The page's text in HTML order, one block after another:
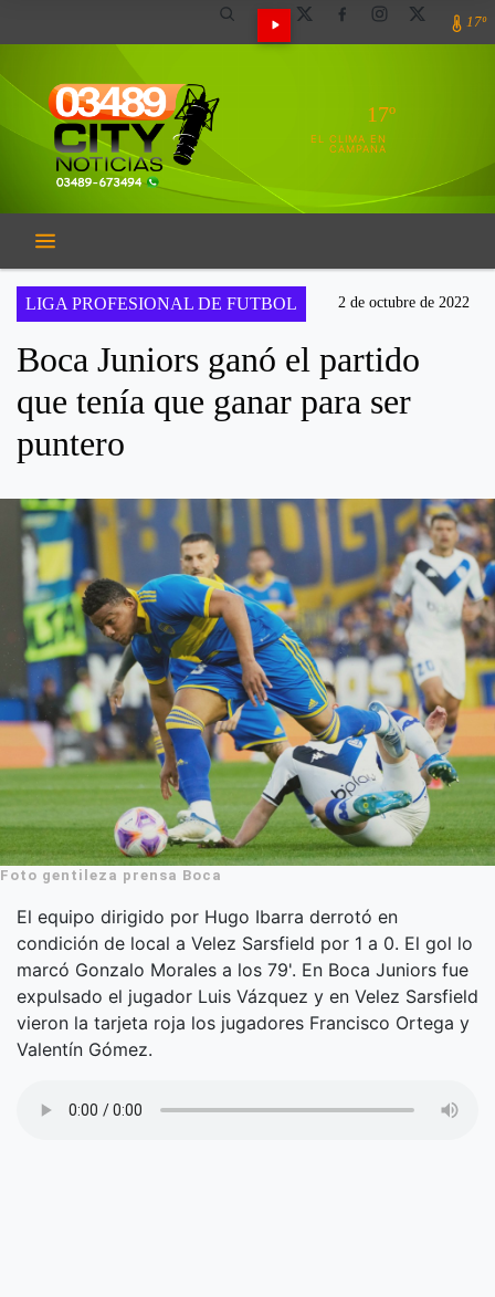
17º
17º
EL CLIMA EN
CAMPANA
LIGA PROFESIONAL DE FUTBOL 2 de octubre de 2022
Boca Juniors ganó el partido
que tenía que ganar para ser
puntero
Foto gentileza prensa Boca
El equipo dirigido por Hugo Ibarra derrotó en
condición de local a Velez Sarsfield por 1 a 0. El gol lo
marcó Gonzalo Morales a los 79'. En Boca Juniors fue
expulsado el jugador Luis Vázquez y en Velez Sarsfield
vieron la tarjeta roja los jugadores Francisco Ortega y
Valentín Gómez.